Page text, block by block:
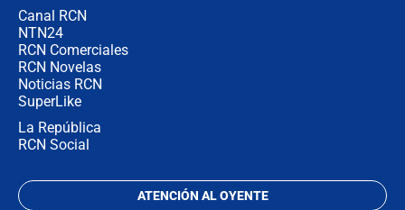
Canal RCN
NTN24
RCN Comerciales
RCN Novelas
Noticias RCN
SuperLike
La República
RCN Social
ATENCIÓN AL OYENTE